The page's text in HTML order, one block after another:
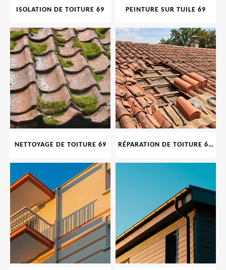
ISOLATION DE TOITURE 69 PEINTURE SUR TUILE 69
NETTOYAGE DE TOITURE 69 RÉPARATION DE TOITURE 69 RHONE, TUILES CASSÉES OU ABIMÉES